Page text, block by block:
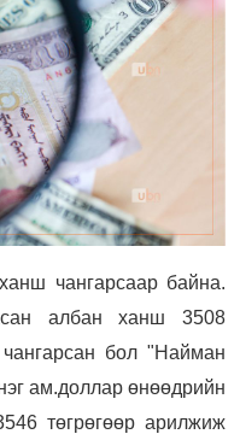
чангарсаар байна.
албан ханш 3508
чангарсан бол "Найман
ам.доллар өнөөдрийн
төгрөгөөр арилжиж